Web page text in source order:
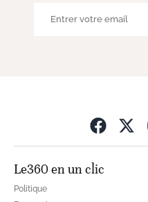
Le360 en un clic
Politique